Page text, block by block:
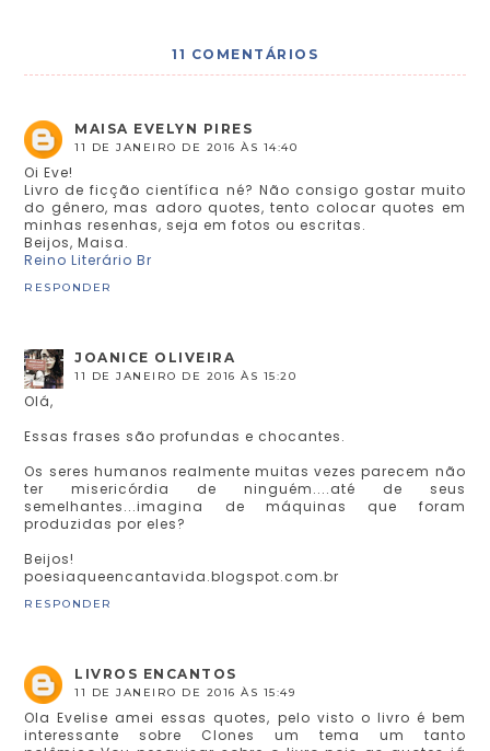
11 COMENTÁRIOS
MAISA EVELYN PIRES
11 DE JANEIRO DE 2016 ÀS 14:40
Oi Eve!
Livro de ficção científica né? Não consigo gostar muito
do gênero, mas adoro quotes, tento colocar quotes em
minhas resenhas, seja em fotos ou escritas.
Beijos, Maisa.
Reino Literário Br
RESPONDER
JOANICE OLIVEIRA
11 DE JANEIRO DE 2016 ÀS 15:20
Olá,
Essas frases são profundas e chocantes.
Os seres humanos realmente muitas vezes parecem não
ter misericórdia de ninguém....até de seus
semelhantes...imagina de máquinas que foram
produzidas por eles?
Beijos!
poesiaqueencantavida.blogspot.com.br
RESPONDER
LIVROS ENCANTOS
11 DE JANEIRO DE 2016 ÀS 15:49
Ola Evelise amei essas quotes, pelo visto o livro é bem
interessante sobre Clones um tema um tanto